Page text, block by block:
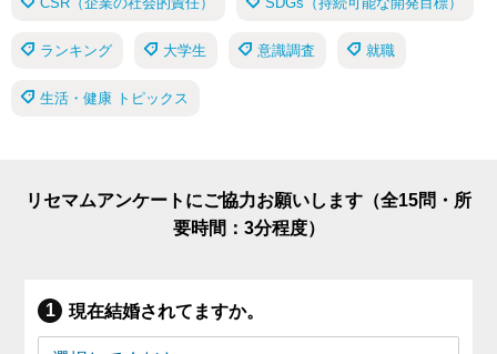
ランキング 大学生 意識調査 就職
生活・健康 トピックス
リセマムアンケートにご協力お願いします（全15問・所
要時間：3分程度）
現在結婚されてますか。